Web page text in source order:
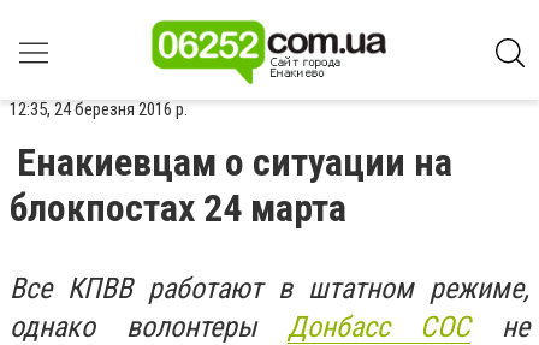
12:35, 24 березня 2016 р.
Енакиевцам о ситуации на
блокпостах 24 марта
Все КПВВ работают в штатном режиме,
однако волонтеры Донбасс СОСне